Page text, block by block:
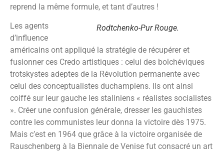
reprend la même formule, et tant d’autres !
Rodtchenko-Pur Rouge.
Les agents
d’influence
américains ont appliqué la stratégie de récupérer et
fusionner ces Credo artistiques : celui des bolchéviques
trotskystes adeptes de la Révolution permanente avec
celui des conceptualistes duchampiens. Ils ont ainsi
coiffé sur leur gauche les staliniens « réalistes socialistes
». Créer une confusion générale, dresser les gauchistes
contre les communistes leur donna la victoire dès 1975.
Mais c’est en 1964 que grâce à la victoire organisée de
Rauschenberg à la Biennale de Venise fut consacré un art